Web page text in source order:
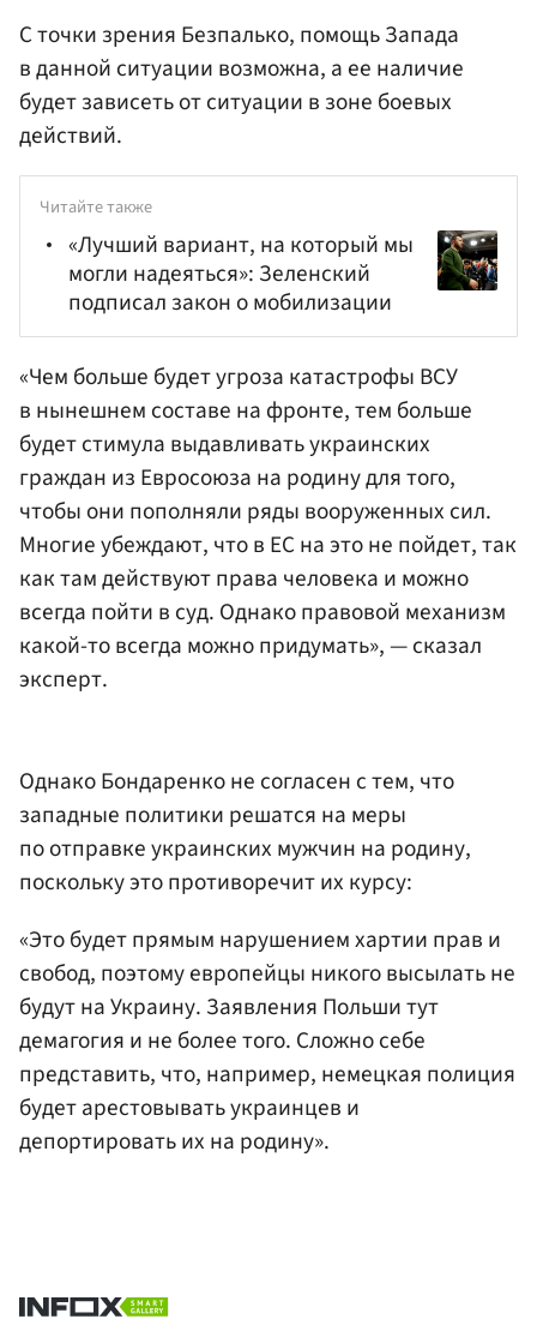
С точки зрения Безпалько, помощь Запада
в данной ситуации возможна, а ее наличие
будет зависеть от ситуации в зоне боевых
действий.
Читайте также
«Лучший вариант, на который мы
могли надеяться»: Зеленский
подписал закон о мобилизации
«Чем больше будет угроза катастрофы ВСУ
в нынешнем составе на фронте, тем больше
будет стимула выдавливать украинских
граждан из Евросоюза на родину для того,
чтобы они пополняли ряды вооруженных сил.
Многие убеждают, что в ЕС на это не пойдет, так
как там действуют права человека и можно
всегда пойти в суд. Однако правовой механизм
какой-то всегда можно придумать», — сказал
эксперт.
Однако Бондаренко не согласен с тем, что
западные политики решатся на меры
по отправке украинских мужчин на родину,
поскольку это противоречит их курсу:
«Это будет прямым нарушением хартии прав и
свобод, поэтому европейцы никого высылать не
будут на Украину. Заявления Польши тут
демагогия и не более того. Сложно себе
представить, что, например, немецкая полиция
будет арестовывать украинцев и
депортировать их на родину».